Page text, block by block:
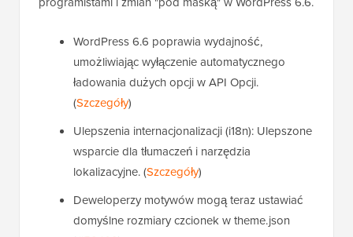
WordPress 6.6 poprawia wydajność,
umożliwiając wyłączenie automatycznego
ładowania dużych opcji w API Opcji.
(Szczegóły)
Ulepszenia internacjonalizacji (i18n): Ulepszone
wsparcie dla tłumaczeń i narzędzia
lokalizacyjne. (Szczegóły)
Deweloperzy motywów mogą teraz ustawiać
domyślne rozmiary czcionek w theme.json